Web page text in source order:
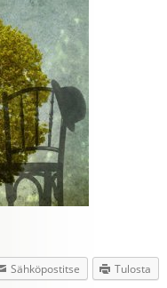
Sähköpostitse Tulosta